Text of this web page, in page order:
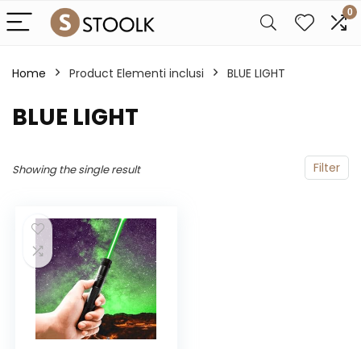
0
Home Product Elementi inclusi ‎BLUE LIGHT
‎BLUE LIGHT
Filter
Showing the single result